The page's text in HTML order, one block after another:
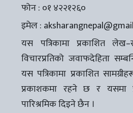
फोन : ०१ ४२२१२६०
इमेल :
यस पत्रिकामा प्रकाशित
विचारप्रतिको जवाफदेहिता
यस पत्रिकामा प्रकाशित
प्रकाशकमा रहने छ र यसमा
पारिश्रमिक दिइने छैन ।